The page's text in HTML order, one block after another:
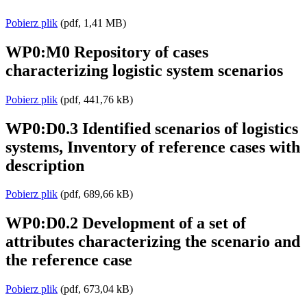
Pobierz plik (pdf, 1,41 MB)
WP0:M0 Repository of cases
characterizing logistic system scenarios
Pobierz plik (pdf, 441,76 kB)
WP0:D0.3 Identified scenarios of logistics
systems, Inventory of reference cases with
description
Pobierz plik (pdf, 689,66 kB)
WP0:D0.2 Development of a set of
attributes characterizing the scenario and
the reference case
Pobierz plik (pdf, 673,04 kB)